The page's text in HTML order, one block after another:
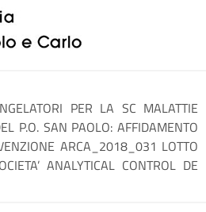
PER LA SC MALATTIE
P.O. SAN PAOLO: AFFIDAMENTO
ARCA_2018_031 LOTTO
ANALYTICAL CONTROL DE